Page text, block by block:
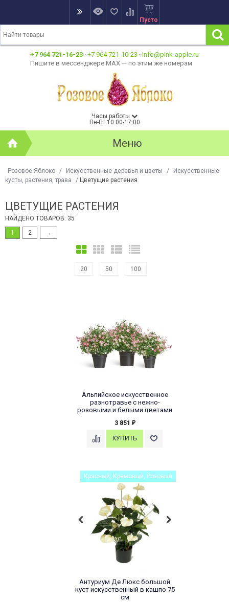
Пусто
+7 964 721-16-23 · +7 964 721-10-23 · info@pink-apple.ru
Пишите в мессенджере MAX — по этим же номерам
Часы работы
Пн-Пт 10:00-17:00
Меню
Розовое Яблоко / Искусственные деревья и цветы /
Искусственные
кусты, растения, трава
/ Цветущие растения
ЦВЕТУЩИЕ РАСТЕНИЯ
НАЙДЕНО ТОВАРОВ: 35
1
2 →
20 50 100
Альпийское искусственное
разнотравье с нежно-
розовыми и белыми цветами
3 851 ₽
Красный, Кремовый, Розовый
Антуриум Де Люкс большой
куст искусственный в кашпо 75
см